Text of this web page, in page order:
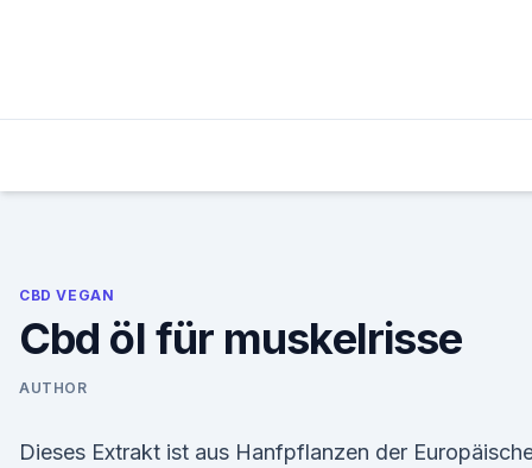
CBD VEGAN
Cbd öl für muskelrisse
AUTHOR
Dieses Extrakt ist aus Hanfpflanzen der